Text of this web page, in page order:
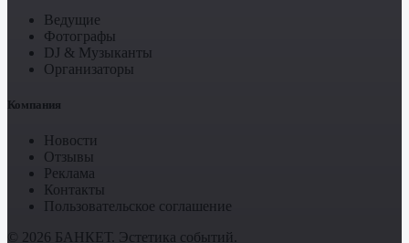
Ведущие
Фотографы
DJ & Музыканты
Организаторы
Компания
Новости
Отзывы
Реклама
Контакты
Пользовательское соглашение
© 2026 БАНКЕТ. Эстетика событий.